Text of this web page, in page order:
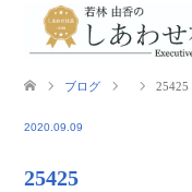
ブログ 25425
2020.09.09
25425